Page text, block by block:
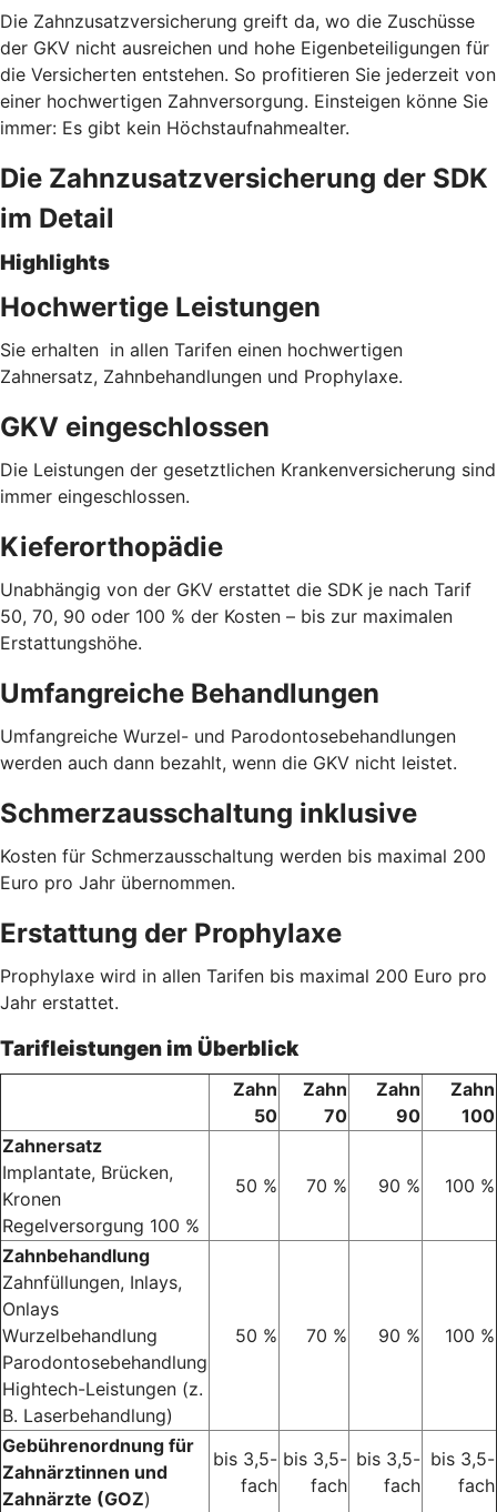
Die Zahnzusatzversicherung greift da, wo die Zuschüsse
der GKV nicht ausreichen und hohe Eigenbeteiligungen für
die Versicherten entstehen. So profitieren Sie jederzeit von
einer hochwertigen Zahnversorgung. Einsteigen könne Sie
immer: Es gibt kein Höchstaufnahmealter.
Die Zahnzusatzversicherung der SDK
im Detail
Highlights
Hochwertige Leistungen
Sie erhalten in allen Tarifen einen hochwertigen
Zahnersatz, Zahnbehandlungen und Prophylaxe.
GKV eingeschlossen
Die Leistungen der gesetztlichen Krankenversicherung sind
immer eingeschlossen.
Kieferorthopädie
Unabhängig von der GKV erstattet die SDK je nach Tarif
50, 70, 90 oder 100 % der Kosten – bis zur maximalen
Erstattungshöhe.
Umfangreiche Behandlungen
Umfangreiche Wurzel- und Parodontosebehandlungen
werden auch dann bezahlt, wenn die GKV nicht leistet.
Schmerzausschaltung inklusive
Kosten für Schmerzausschaltung werden bis maximal 200
Euro pro Jahr übernommen.
Erstattung der Prophylaxe
Prophylaxe wird in allen Tarifen bis maximal 200 Euro pro
Jahr erstattet.
Tarifleistungen im Überblick
Zahn
50
Zahn
70
Zahn
90
Zahn
100
Zahnersatz
Implantate, Brücken,
Kronen
Regelversorgung 100 %
50 % 70 % 90 % 100 %
Zahnbehandlung
Zahnfüllungen, Inlays,
Onlays
Wurzelbehandlung
Parodontosebehandlung
Hightech-Leistungen (z.
B. Laserbehandlung)
50 % 70 % 90 % 100 %
Gebührenordnung für
Zahnärztinnen und
Zahnärzte (GOZ)
bis 3,5-
fach
bis 3,5-
fach
bis 3,5-
fach
bis 3,5-
fach